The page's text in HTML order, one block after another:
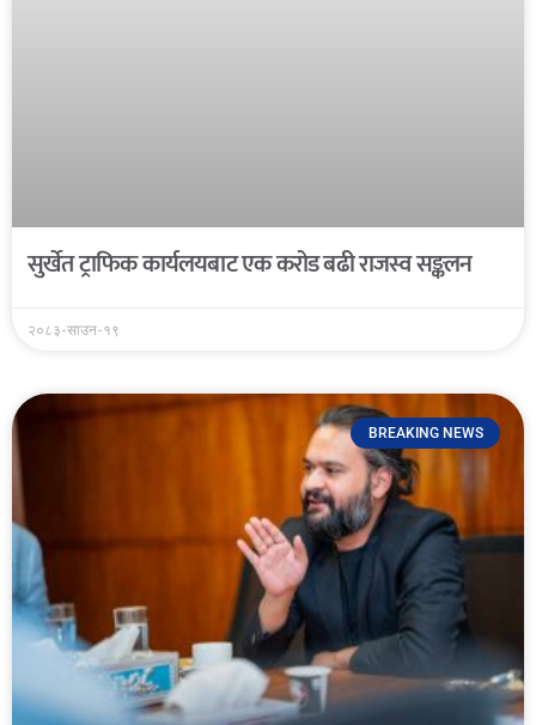
सुर्खेत ट्राफिक कार्यलयबाट एक करोड बढी राजस्व सङ्कलन
२०८३-साउन-१९
BREAKING NEWS